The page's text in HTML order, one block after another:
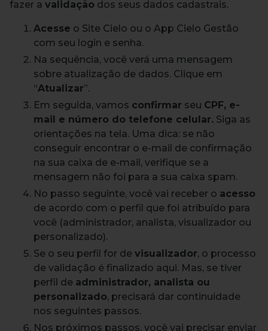
fazer a validação dos seus dados cadastrais.
Acesse o Site Cielo ou o App Cielo Gestão
com seu login e senha.
Na sequência, você verá uma mensagem
sobre atualização de dados. Clique em
“Atualizar”.
Em seguida, vamos confirmar seu CPF, e-
mail e número do telefone celular. Siga as
orientações na tela. Uma dica: se não
conseguir encontrar o e-mail de confirmação
na sua caixa de e-mail, verifique se a
mensagem não foi para a sua caixa spam.
No passo seguinte, você vai receber o acesso
de acordo com o perfil que foi atribuído para
você (administrador, analista, visualizador ou
personalizado).
Se o seu perfil for de visualizador, o processo
de validação é finalizado aqui. Mas, se tiver
perfil de administrador, analista ou
personalizado, precisará dar continuidade
nos seguintes passos.
Nos próximos passos, você vai precisar enviar